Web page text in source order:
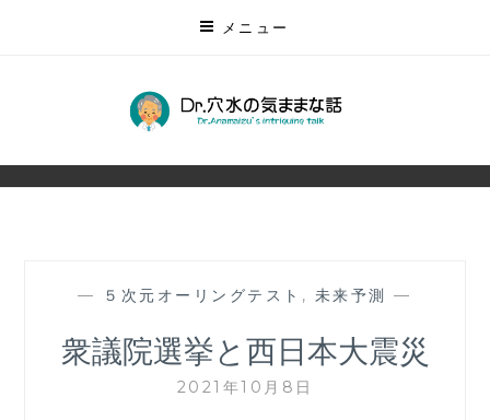
に
ス
メニュー
DR.穴水の気ままな話
無数にある未来を予測する
— ５次元オーリングテスト , 未来予測 —
衆議院選挙と西日本大震災
2021年10月8日